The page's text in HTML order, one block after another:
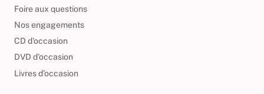
Foire aux questions
Nos engagements
CD d'occasion
DVD d'occasion
Livres d’occasion